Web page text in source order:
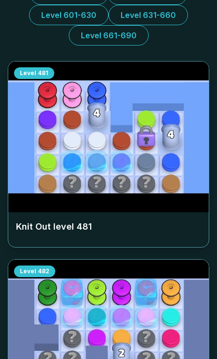
Level 601-630 Level 631-660
Level 661-690
Level 481
Knit Out level 481
Level 482